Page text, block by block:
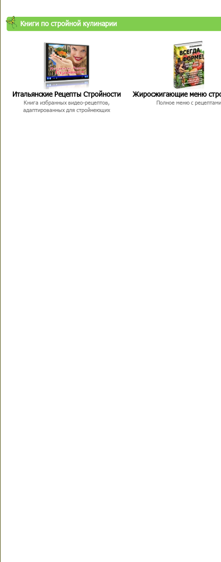
Книги по стройной кулинарии
Итальянские Рецепты Стройности
Книга избранных видео-рецептов,
адаптированных для стройнеющих
Жиросжигающие меню
Полное меню с рецептами